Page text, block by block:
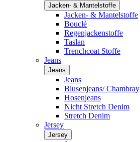
Jacken- & Mantelstoffe
Jacken- & Mantelstoffe
Bouclé
Regenjackenstoffe
Taslan
Trenchcoat Stoffe
Jeans
Jeans
Jeans
Blusenjeans/ Chambray
Hosenjeans
Nicht Stretch Denim
Stretch Denim
Jersey
Jersey